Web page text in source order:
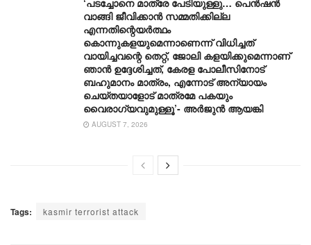
‘പടച്ചോനെ മാത്രേ പേടിയുള്ളു… പെൻഷൻ
വാങ്ങി ജീവിക്കാൻ സമ്മതിക്കില്ല
എന്നതിന്റെയർത്ഥം
കൊന്നുകളയുമെന്നാണെന്ന് വിധിച്ചത്
വായിച്ചവന്റെ തെറ്റ്, ജോലി കളയിക്കുമെന്നാണ്
ഞാൻ ഉദ്ദേശിച്ചത്, കേരള പോലീസിനോട്
ബഹുമാനം മാത്രം, എന്നോട് അന്യായം
ചെയ്തയാളോട് മാത്രമേ പകയും
വൈരാഗ്യവുമുള്ളൂ’- അർജുൻ ആയങ്കി
AUGUST 7, 2026
Tags: kasmir terrorist attack